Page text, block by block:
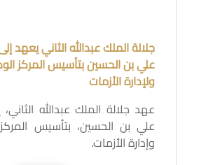
جلالة الملك عبدالله الثاني يعهد
علي بن الحسين بتأسيس المركز
ولإدارة الأزمات
عهد جلالة الملك عبدالله
علي بن الحسين، بتأسيس
وإدارة الأزمات.